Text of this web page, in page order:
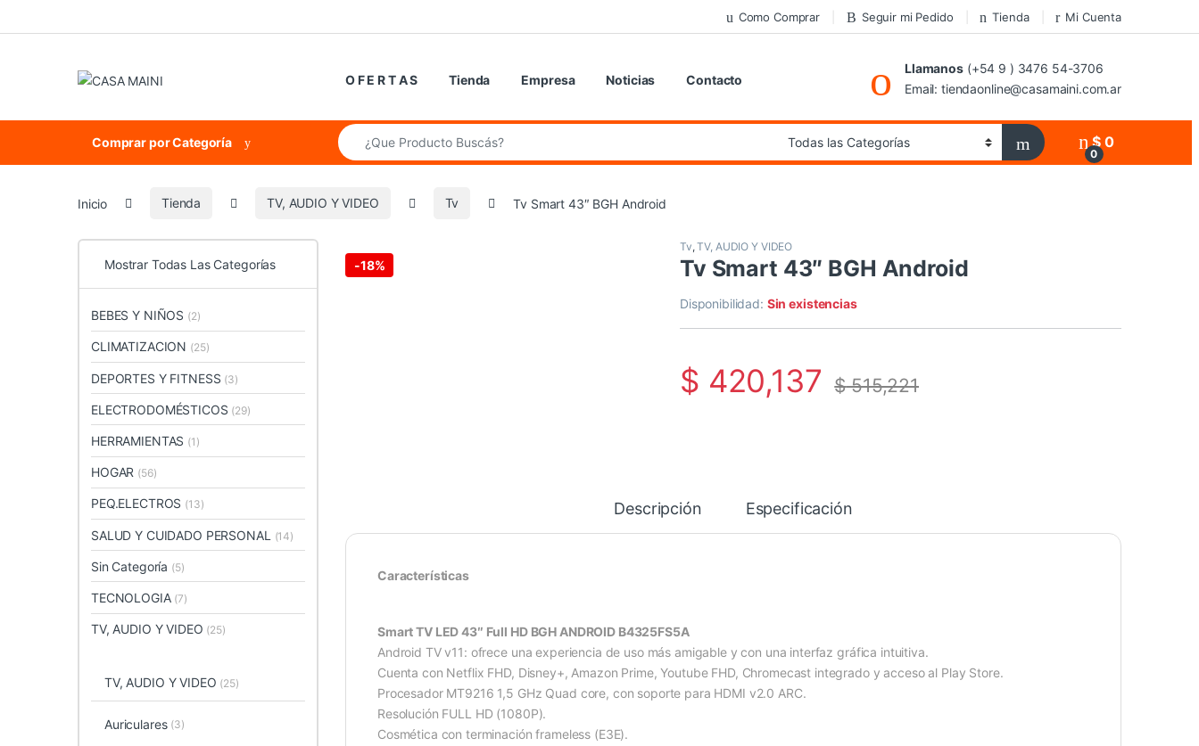
Como Comprar Seguir mi Pedido Tienda Mi Cuenta
O F E R T A S Tienda Empresa Noticias Contacto
Llamanos(+54 9 ) 3476 54-3706
Email: tiendaonline@casamaini.com.ar
Comprar por Categoría
Búsqueda de:
0
$ 0
Inicio Tienda TV, AUDIO Y VIDEO Tv Tv Smart 43″ BGH Android
-18%
Tv,TV, AUDIO Y VIDEO
Tv Smart 43″ BGH Android
Disponibilidad: Sin existencias
$ 420,137 $515,221
Descripción Especificación
Características
Smart TV LED 43″ Full HD BGH ANDROID B4325FS5A
Android TV v11: ofrece una experiencia de uso más amigable y con una interfaz gráfica intuitiva.
Cuenta con Netflix FHD, Disney+, Amazon Prime, Youtube FHD, Chromecast integrado y acceso al Play Store.
Procesador MT9216 1,5 GHz Quad core, con soporte para HDMI v2.0 ARC.
Resolución FULL HD (1080P).
Cosmética con terminación frameless (E3E).
Mostrar Todas Las Categorías
BEBES Y NIÑOS (2)
CLIMATIZACION (25)
DEPORTES Y FITNESS (3)
ELECTRODOMÉSTICOS (29)
HERRAMIENTAS (1)
HOGAR (56)
PEQ.ELECTROS (13)
SALUD Y CUIDADO PERSONAL (14)
Sin Categoría (5)
TECNOLOGIA (7)
TV, AUDIO Y VIDEO (25)
TV, AUDIO Y VIDEO (25)
Auriculares (3)